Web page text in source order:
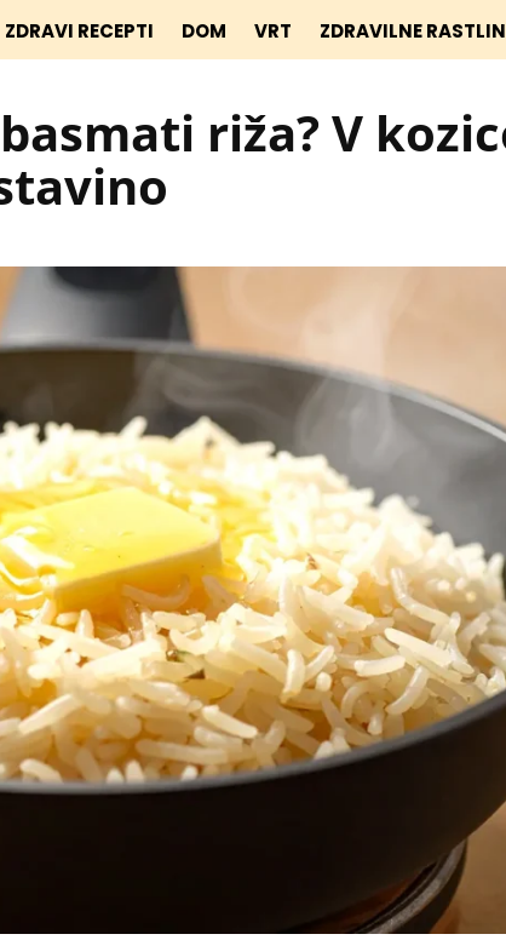
ZDRAVI RECEPTI DOM VRT ZDRAVILNE
riža? V